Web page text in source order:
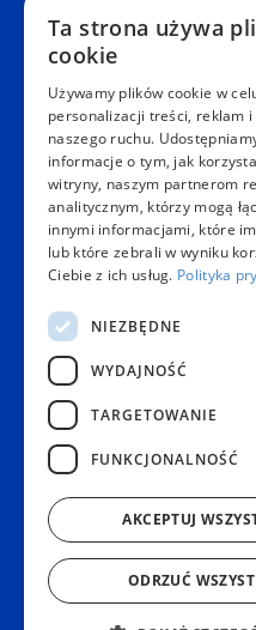
Dział Obsługi
Czynne: NON-STOP
Telefon:+48 22 628
E-mail:
Nasze produkty
Backlight
Bilety, wejściówki
Broszury
Druk książek
Druk na folii
Druk na kopertach
Druk techniczny -
Ta strona używa
cookie
Używamy plików cookie w
personalizacji treści, reklam i
naszego ruchu.
informacje o tym, jak
witryny, naszym partnerom
analitycznym, którzy mogą
innymi informacjami, które im
lub które zebrali w wyniku
Ciebie z ich usług. Polityka
NIEZBĘDNE
WYDAJNOŚĆ
TARGETOWANIE
FUNKCJONALNOŚĆ
AKCEPTUJ
ODRZUĆ